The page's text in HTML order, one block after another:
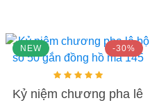
NEW -30%
Kỷ niệm chương pha lê